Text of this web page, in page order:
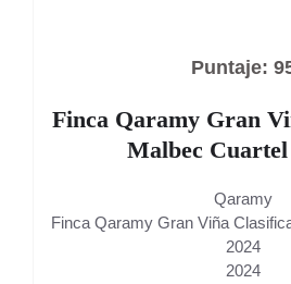
Puntaje:
Finca Qaramy Gran
Malbec Cuartel
Qaramy
Finca Qaramy Gran Viña
2024
2024